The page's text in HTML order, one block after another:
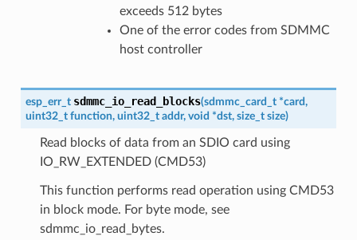
exceeds 512 bytes
One of the error codes from SDMMC
host controller
esp_err_t sdmmc_io_read_blocks(sdmmc_card_t *card,
uint32_t function, uint32_t addr, void *dst, size_t size)
Read blocks of data from an SDIO card using
IO_RW_EXTENDED (CMD53)
This function performs read operation using CMD53
in block mode. For byte mode, see
sdmmc_io_read_bytes.